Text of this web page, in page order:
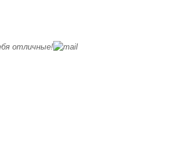
отличные!